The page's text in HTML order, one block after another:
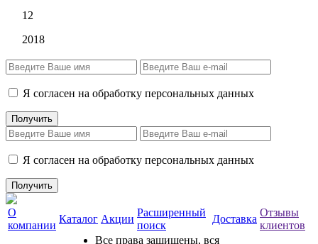
12
2018
Я согласен на обработку персональных данных
Я согласен на обработку персональных данных
О
компании
Каталог Акции
Расширенный
поиск
Доставка
Отзывы
клиентов
Все права защищены, вся